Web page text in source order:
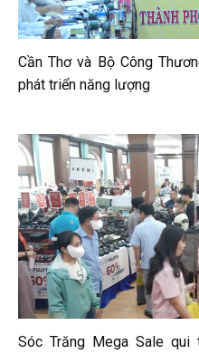
Cần Thơ và Bộ Công
phát triển năng lượng
Sóc Trăng Mega Sale